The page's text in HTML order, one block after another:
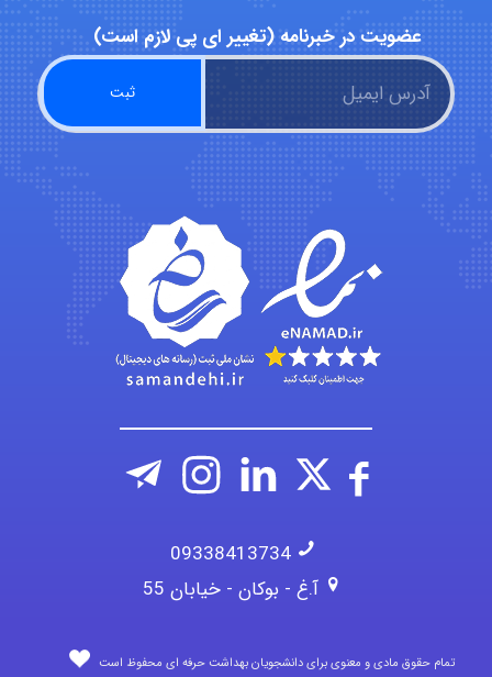
Sara
ZAK
vali
fahimeh sheibani
عضویت در خبرنامه (تغییر ای پی لازم است)
09338413734
آ.غ - بوکان - خیابان 55
تمام حقوق مادی و معنوی برای دانشجویان بهداشت حرفه ای محفوظ است